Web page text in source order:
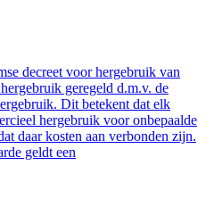
decreet voor hergebruik van
geregeld d.m.v. de
Dit betekent dat elk
hergebruik voor onbepaalde
daar kosten aan verbonden zijn.
geldt een